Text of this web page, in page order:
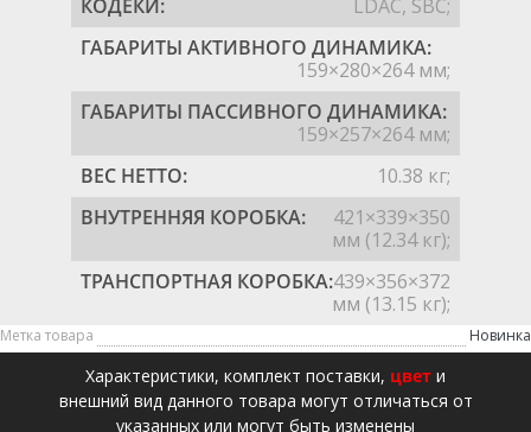
КОДЕКИ:
LDAC, SBC;
ГАБАРИТЫ АКТИВНОГО ДИНАМИКА:
159×280×264 мм;
ГАБАРИТЫ ПАССИВНОГО ДИНАМИКА:
159×257×264 мм;
ВЕС НЕТТО:
10.38 кг;
ВНУТРЕННЯЯ КОРОБКА:
421×339×350
мм (12.34 кг);
ТРАНСПОРТНАЯ КОРОБКА:439×356×372
мм (13.15 кг);
Метка товара Новинка
Xарактеристики, комплект поставки, цвет и
внешний вид данного товара могут отличаться от
указанных или могут быть изменены